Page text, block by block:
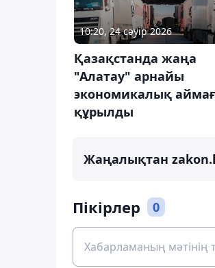
10:20, 24 сәуір 2026
Қазақстанда жаңа
"Алатау" арнайы
экономикалық
құрылды
Жаңалықтан
Пікірлер 0